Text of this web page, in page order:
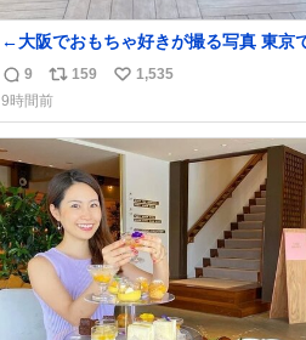
←大阪でおもちゃ好きが撮る写真 東京でおも
ちゃ好きが撮る写真→
返
信
数
9
リ
ポ
ス
ト
数
159
い
ね
数
1,535
9時間前